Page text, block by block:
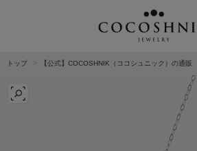
MATERIAL
K18GOLD
K10GOLD
PLATINUM
トップ 【公式】COCOSHNIK（ココシュニック）の通販